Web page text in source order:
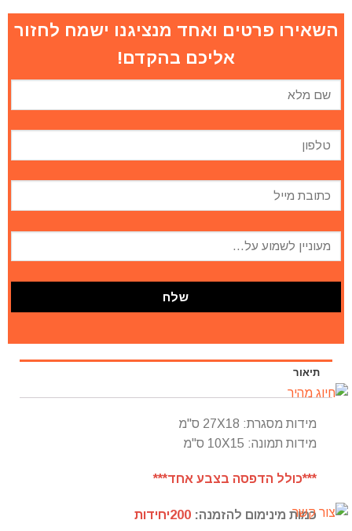
השאירו פרטים ואחד מנציגנו ישמח לחזור
אליכם בהקדם!
תיאור
מידות מסגרת: 27X18 ס"מ
מידות תמונה: 10X15 ס"מ
***כולל הדפסה בצבע אחד***
כמות מינימום להזמנה: 200יחידות